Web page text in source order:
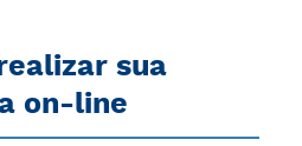
sua
on-line